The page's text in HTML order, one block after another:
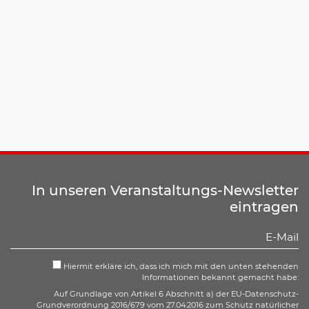
In unseren Veranstaltungs-Newsletter
eintragen
Hiermit erkläre ich, dass ich mich mit den unten stehenden
Informationen bekannt gemacht habe:
Auf Grundlage von Artikel 6 Abschnitt a) der EU-Datenschutz-
Grundverordnung 2016/679 vom 27.04.2016 zum Schutz natürlicher